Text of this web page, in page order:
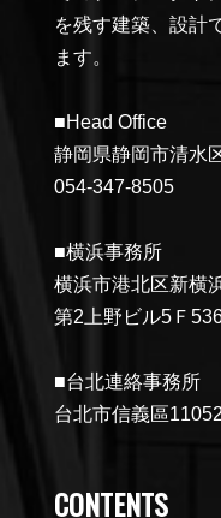
を残す建築、設計
ます。
■Head Office
静岡県静岡市清水
054-347-8505
■横浜事務所
横浜市港北区新横
第2上野ビル5Ｆ
■台北連絡事務所
台北市信義區
CONTENTS